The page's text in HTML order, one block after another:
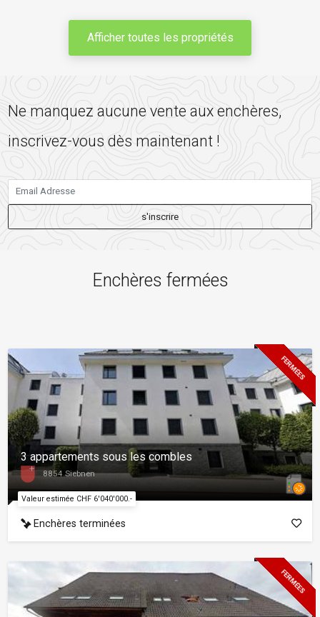
Afficher toutes les propriétés
Ne manquez aucune vente aux enchères,
inscrivez-vous dès maintenant !
s'inscrire
Enchères fermées
FERMÉES
Valeur estimée CHF 6'040'000.-
3 appartements sous les combles
8854 Siebnen
Enchères terminées
FERMÉES